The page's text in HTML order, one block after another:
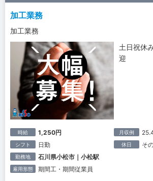
加工業務
加工業務
土日祝休
迎
時給 1,250円 月収例
シフト 日勤 休日 そ
勤務地 石川県小松市｜小松駅
雇用形態 期間工・期間従業員